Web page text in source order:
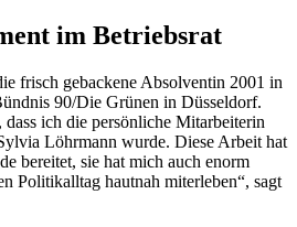
im Betriebsrat
frisch gebackene Absolventin 2001 in
90/Die Grünen in Düsseldorf.
ich die persönliche Mitarbeiterin
Löhrmann wurde. Diese Arbeit hat
bereitet, sie hat mich auch enorm
Politikalltag hautnah miterleben“, sagt